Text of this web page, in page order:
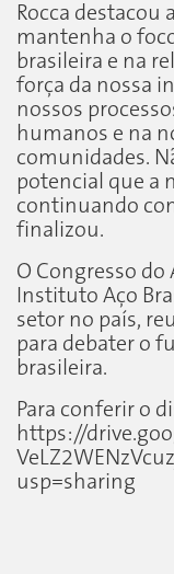
Rocca
mantenha o
brasileira e na
força da nossa
nossos
humanos e na
comunidades.
potencial que a
continuando
finalizou.
O Congresso
Instituto Aço
setor no país,
para debater o
brasileira.
Para conferir o
https://
usp=sharing